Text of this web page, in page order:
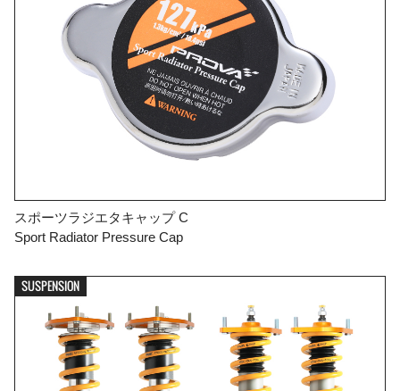
スポーツラジエタキャップ C
Sport Radiator Pressure Cap
SUSPENSION